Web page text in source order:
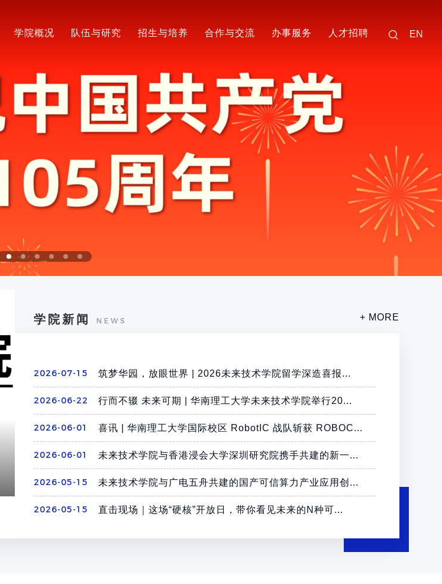
学院概况 队伍与研究 招生与培养 合作与交流 办事服务 人才招聘 EN
学院新闻 NEWS + MORE
2026-07-15 筑梦华园，放眼世界 | 2026未来技术学院留学深造喜报...
2026-06-22 行而不辍 未来可期 | 华南理工大学未来技术学院举行20...
2026-06-01 喜讯 | 华南理工大学国际校区 RobotIC 战队斩获 ROBOC...
2026-06-01 未来技术学院与香港浸会大学深圳研究院携手共建的新一...
2026-05-15 未来技术学院与广电五舟共建的国产可信算力产业应用创...
2026-05-15 直击现场｜这场“硬核”开放日，带你看见未来的N种可...